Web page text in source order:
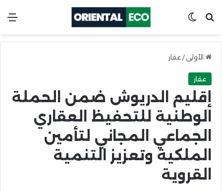
ابحث عنSwitch skin
الأولى / عقار
عقار
إقليم الدريوش ضمن الحملة
الوطنية للتحفيظ العقاري
الجماعي المجاني لتأمين
الملكية وتعزيز التنمية
القروية